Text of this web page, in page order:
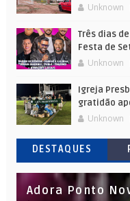
Unknown
Três dias
Festa de
Unknown
Igreja
gratidão
Unknown
DESTAQUES
Adora Ponto